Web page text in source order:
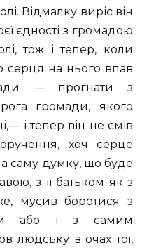
Відмалку виріс він
єдності з громадою
тож і тепер, коли
серця на нього впав
— прогнати з
громади, якого
і тепер він не смів
хоч серце
саму думку, що буде
з її батьком як з
мусив боротися з
або і з самим
людську в очах тої,